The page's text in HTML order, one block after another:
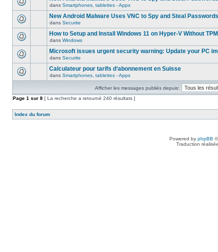
dans Smartphones, tablettes - Apps
New Android Malware Uses VNC to Spy and Steal Passwords
dans Securite
How to Setup and Install Windows 11 on Hyper-V Without TPM
dans Windows
Microsoft issues urgent security warning: Update your PC
dans Securite
Calculateur pour tarifs d‘abonnement en Suisse
dans Smartphones, tablettes - Apps
Afficher les messages publiés depuis:
Page 1 sur 8 [ La recherche a retourné 240 résultats ]
Index du forum
Powered by phpBB
Traduction